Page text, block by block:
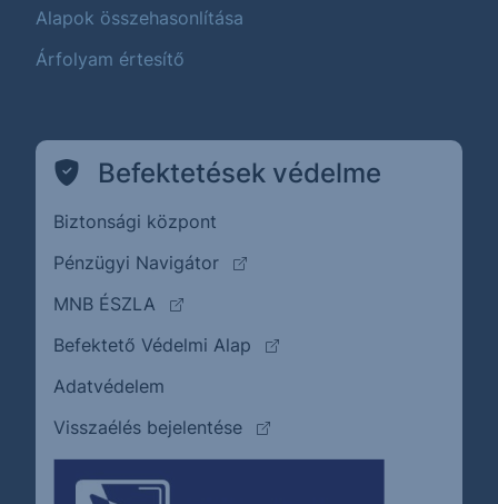
Alapok összehasonlítása
Árfolyam értesítő
Befektetések védelme
Biztonsági központ
Pénzügyi Navigátor
(külső oldalra ugrik)
MNB ÉSZLA
(külső oldalra ugrik)
Befektető Védelmi Alap
(külső oldalra ugrik)
Adatvédelem
Visszaélés bejelentése
(külső oldalra ugrik)